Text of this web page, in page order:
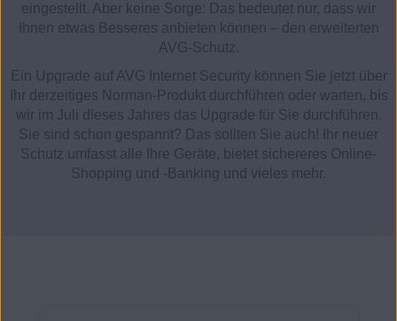
eingestellt. Aber keine Sorge: Das bedeutet nur, dass wir
Ihnen etwas Besseres anbieten können – den erweiterten
AVG-Schutz.
Ein Upgrade auf AVG Internet Security können Sie jetzt über
Ihr derzeitiges Norman-Produkt durchführen oder warten, bis
wir im Juli dieses Jahres das Upgrade für Sie durchführen.
Sie sind schon gespannt? Das sollten Sie auch! Ihr neuer
Schutz umfasst alle Ihre Geräte, bietet sichereres Online-
Shopping und -Banking und vieles mehr.